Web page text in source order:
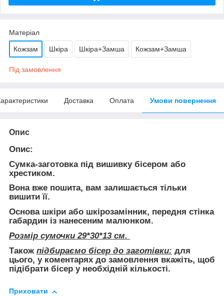
Матеріал
Кожзам Шкіра Шкіра+Замша Кожзам+Замша
Під замовлення
Доставка Оплата Умови повернення
Опис
Опис:
Сумка-заготовка під вишивку бісером або
хрестиком.
Вона вже пошита, вам залишається тільки
вишити її.
Основа шкіри або шкірозамінник, передня стінка
габардин із нанесеним малюнком.
Розмір сумочки 29*30*13 см.
Також підбираємо бісер до заготівки: для
цього, у коментарях до замовлення вкажіть, щоб
підібрати бісер у необхідній кількості.
Приховати